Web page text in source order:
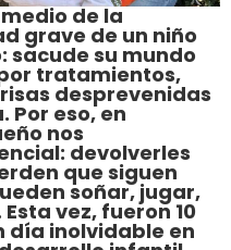
de la
grave de un niño
sacude su mundo
tratamientos,
desprevenidas
Por eso, en
nos
devolverles
que siguen
soñar, jugar,
vez, fueron 10
día inolvidable en